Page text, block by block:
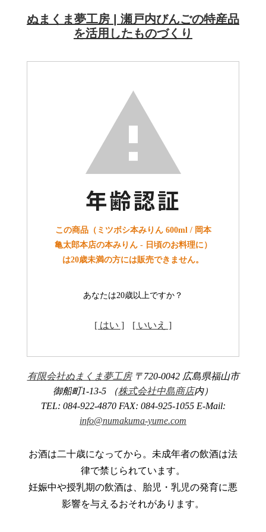
ぬまくま夢工房 | 瀬戸内びんごの特産品
を活用したものづくり
この商品（ミツボシ本みりん 600ml / 岡本
亀太郎本店の本みりん - 日頃のお料理に）
は20歳未満の方には販売できません。
あなたは20歳以上ですか？
[ はい ] [ いいえ ]
有限会社ぬまくま夢工房〒720-0042 広島県福山市
御船町1-13-5 （株式会社中島商店内）
TEL: 084-922-4870 FAX: 084-925-1055 E-Mail:
info@numakuma-yume.com
お酒は二十歳になってから。未成年者の飲酒は法
律で禁じられています。
妊娠中や授乳期の飲酒は、胎児・乳児の発育に悪
影響を与えるおそれがあります。